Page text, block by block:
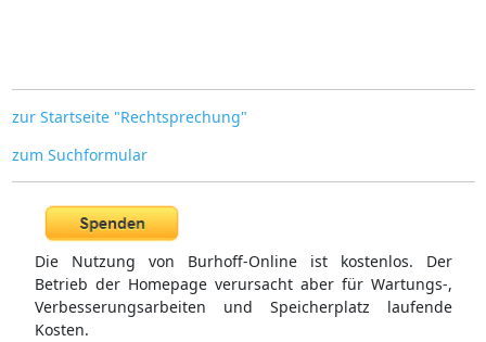
zur Startseite "Rechtsprechung"
zum Suchformular
Die Nutzung von Burhoff-Online ist kostenlos. Der
Betrieb der Homepage verursacht aber für Wartungs-,
Verbesserungsarbeiten und Speicherplatz laufende
Kosten.